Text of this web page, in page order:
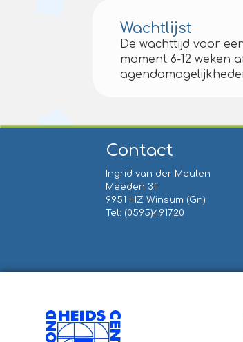
Wachtlijst
De wachttijd voor
moment 6-12 weken
Contact
Ingrid van der Meulen
Meeden 3f
9951 HZ Winsum (Gn)
Tel: (0595)491720